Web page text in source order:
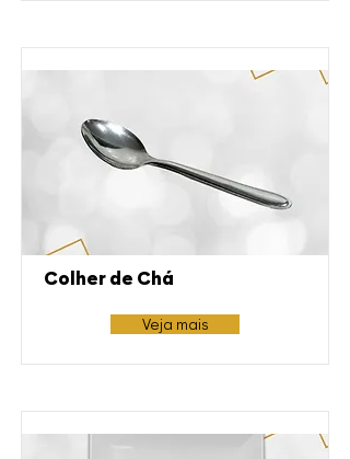
Colher de Chá
Veja mais